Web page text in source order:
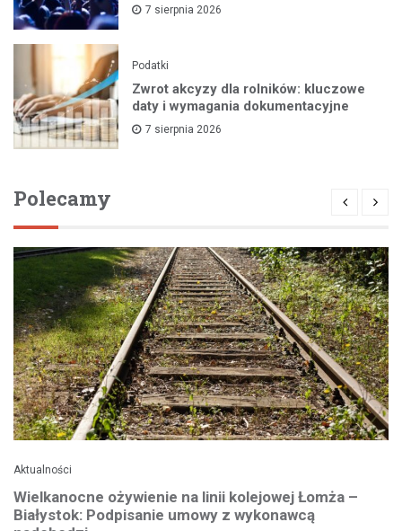
7 sierpnia 2026
Podatki
Zwrot akcyzy dla rolników: kluczowe
daty i wymagania dokumentacyjne
7 sierpnia 2026
Polecamy
Aktualności
Wielkanocne ożywienie na linii kolejowej Łomża –
Białystok: Podpisanie umowy z wykonawcą